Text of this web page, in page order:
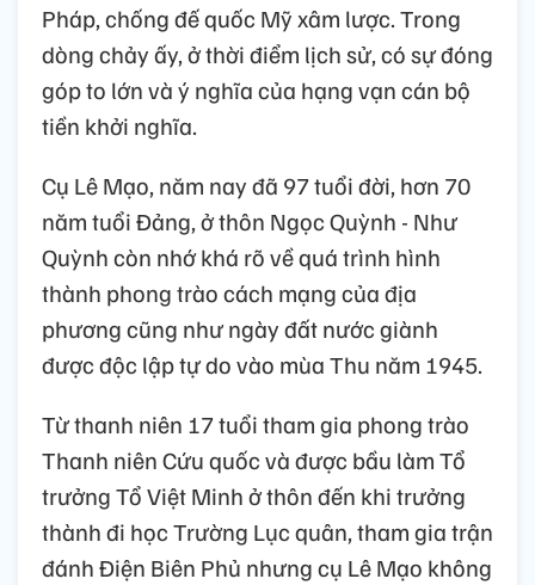
Pháp, chống đế quốc Mỹ xâm lược. Trong
dòng chảy ấy, ở thời điểm lịch sử, có sự đóng
góp to lớn và ý nghĩa của hạng vạn cán bộ
tiền khởi nghĩa.
Cụ Lê Mạo, năm nay đã 97 tuổi đời, hơn 70
năm tuổi Đảng, ở thôn Ngọc Quỳnh - Như
Quỳnh còn nhớ khá rõ về quá trình hình
thành phong trào cách mạng của địa
phương cũng như ngày đất nước giành
được độc lập tự do vào mùa Thu năm 1945.
Từ thanh niên 17 tuổi tham gia phong trào
Thanh niên Cứu quốc và được bầu làm Tổ
trưởng Tổ Việt Minh ở thôn đến khi trưởng
thành đi học Trường Lục quân, tham gia trận
đánh Điện Biên Phủ nhưng cụ Lê Mạo không